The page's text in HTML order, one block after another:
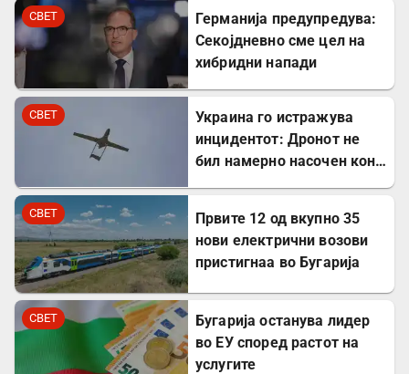
СВЕТ
Германија предупредува:
Секојдневно сме цел на
хибридни напади
СВЕТ
Украина го истражува
инцидентот: Дронот не
бил намерно насочен кон
СВЕТ
Првите 12 од вкупно 35
нови електрични возови
пристигнаа во Бугарија
СВЕТ
Бугарија останува лидер
во ЕУ според растот на
услугите